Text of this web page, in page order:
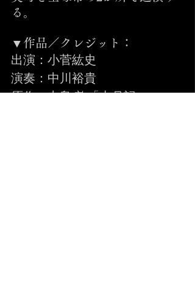
る。
▼作品／クレジット：
出演：小菅紘史
演奏：中川裕貴
原作：中島 敦「山月記」